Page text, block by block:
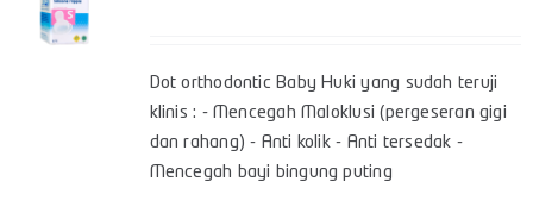
Dot orthodontic Baby Huki yang sudah teruji
klinis : - Mencegah Maloklusi (pergeseran gigi
dan rahang) - Anti kolik - Anti tersedak -
Mencegah bayi bingung puting